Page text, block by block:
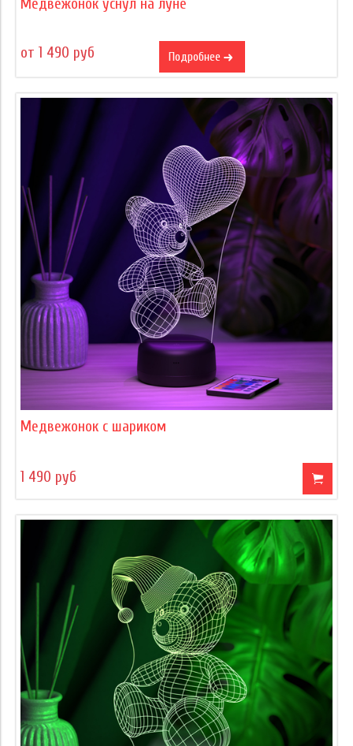
Медвежонок уснул на луне
от 1 490 руб Подробнее
Медвежонок с шариком
1 490 руб